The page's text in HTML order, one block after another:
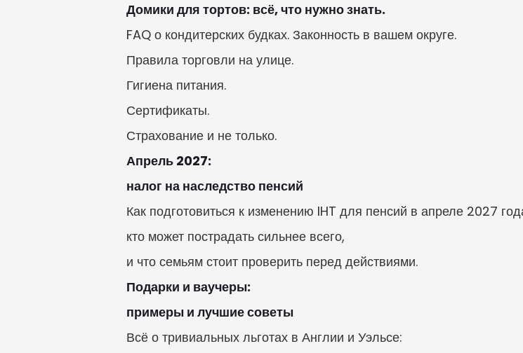
Домики для тортов: всё, что нужно знать.
FAQ о кондитерских будках. Законность в вашем округе.
Правила торговли на улице.
Гигиена питания.
Сертификаты.
Страхование и не только.
Апрель 2027:
налог на наследство пенсий
Как подготовиться к изменению IHT для пенсий в апреле 2027
кто может пострадать сильнее всего,
и что семьям стоит проверить перед действиями.
Подарки и ваучеры:
примеры и лучшие советы
Всё о тривиальных льготах в Англии и Уэльсе: